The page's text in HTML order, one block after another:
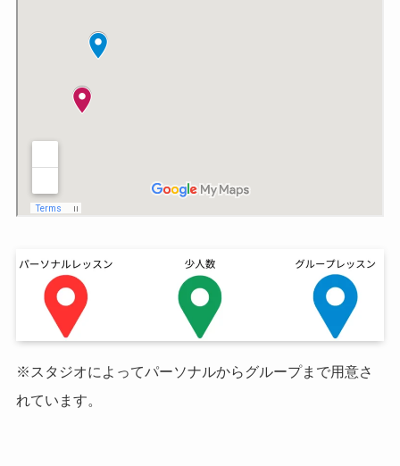
※スタジオによってパーソナルからグループまで用意さ
れています。